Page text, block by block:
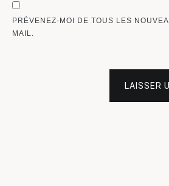
PRÉVENEZ-MOI DE TOUS LES
MAIL.
LAISSER